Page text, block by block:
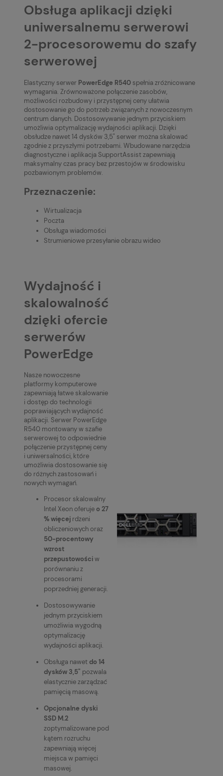
Obsługa aplikacji dzięki
uniwersalnemu serwerowi
2-procesorowemu do szafy
serwerowej
Elastyczny serwer PowerEdge R540 spełnia zróżnicowane
wymagania. Zrównoważone połączenie zasobów,
możliwości rozbudowy i przystępnej ceny ułatwia
dostosowanie go do potrzeb związanych z nowoczesnym
centrum danych. Dostosowywanie jednym przyciskiem
umożliwia optymalizację wydajności aplikacji. Dzięki
obsłudze nawet 14 dysków 3,5" serwer można skalować
zgodnie z przyszłymi potrzebami. Wbudowane narzędzia
diagnostyczne i aplikacja SupportAssist zapewniają
maksymalny czas pracy bez przestojów w środowisku
pozbawionym problemów.
Przeznaczenie:
Wirtualizacja
Poczta
Obsługa wiadomości
Strumieniowe przesyłanie obrazu wideo
Wydajność i
skalowalność
dzięki ofercie
serwerów
PowerEdge
Nasze nowoczesne
platformy komputerowe
zapewniają łatwe skalowanie
i dostęp do technologii
poprawiających wydajność
aplikacji. Serwer PowerEdge
R540 montowany w szafie
serwerowej to odpowiednie
połączenie przystępnej ceny
i uniwersalności, które
umożliwia dostosowanie się
do różnych zastosowań i
nowych wymagań.
Procesor skalowalny
Intel Xeon oferuje o 27
% więcej rdzeni
obliczeniowych oraz
50-procentowy
wzrost
przepustowościw
porównaniu z
procesorami
poprzedniej generacji.
Dostosowywanie
jednym przyciskiem
umożliwia wygodną
optymalizację
wydajności aplikacji.
Obsługa nawet do 14
dysków 3,5" pozwala
elastycznie zarządzać
pamięcią masową.
Opcjonalne dyski
SSD M.2
zoptymalizowane pod
kątem rozruchu
zapewniają więcej
miejsca w pamięci
masowej.